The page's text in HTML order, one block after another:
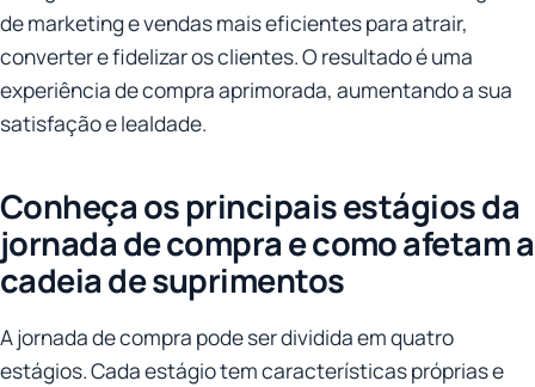
de marketing e vendas mais eficientes para atrair,
converter e fidelizar os clientes. O resultado é uma
experiência de compra aprimorada, aumentando a sua
satisfação e lealdade.
Conheça os principais estágios da
jornada de compra e como afetam a
cadeia de suprimentos
A jornada de compra pode ser dividida em quatro
estágios. Cada estágio tem características próprias e